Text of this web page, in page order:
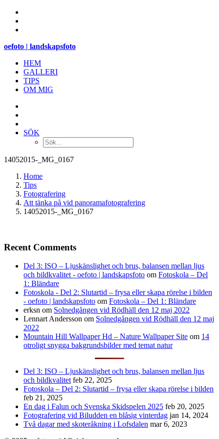
oefoto | landskapsfoto
HEM
GALLERI
TIPS
OM MIG
SÖK
14052015-_MG_0167
Home
Tips
Fotografering
Att tänka på vid panoramafotografering
14052015-_MG_0167
Recent Comments
Del 3: ISO – Ljuskänslighet och brus, balansen mellan ljus
och bildkvalitet - oefoto | landskapsfoto om Fotoskola – Del
1: Bländare
Fotoskola - Del 2: Slutartid – frysa eller skapa rörelse i bilden
- oefoto | landskapsfoto om Fotoskola – Del 1: Bländare
erksn om Solnedgången vid Rödhäll den 12 maj 2022
Lennart Andersson om Solnedgången vid Rödhäll den 12 maj
2022
Mountain Hill Wallpaper Hd – Nature Wallpaper Site om 14
otroligt snygga bakgrundsbilder med temat natur
Del 3: ISO – Ljuskänslighet och brus, balansen mellan ljus
och bildkvalitet feb 22, 2025
Fotoskola – Del 2: Slutartid – frysa eller skapa rörelse i bilden
feb 21, 2025
En dag i Falun och Svenska Skidspelen 2025 feb 20, 2025
Fotografering vid Biludden en blåsig vinterdag jan 14, 2024
Två dagar med skoteråkning i Lofsdalen mar 6, 2023